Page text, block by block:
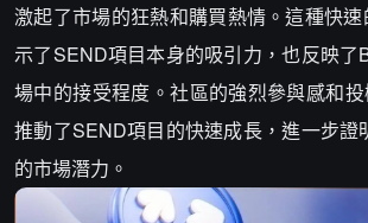
激起了市場的狂熱和購買熱情。這種快
示了SEND項目本身的吸引力，也反映了
場中的接受程度。社區的強烈參與感和投
推動了SEND項目的快速成長，進一步證
的市場潛力。